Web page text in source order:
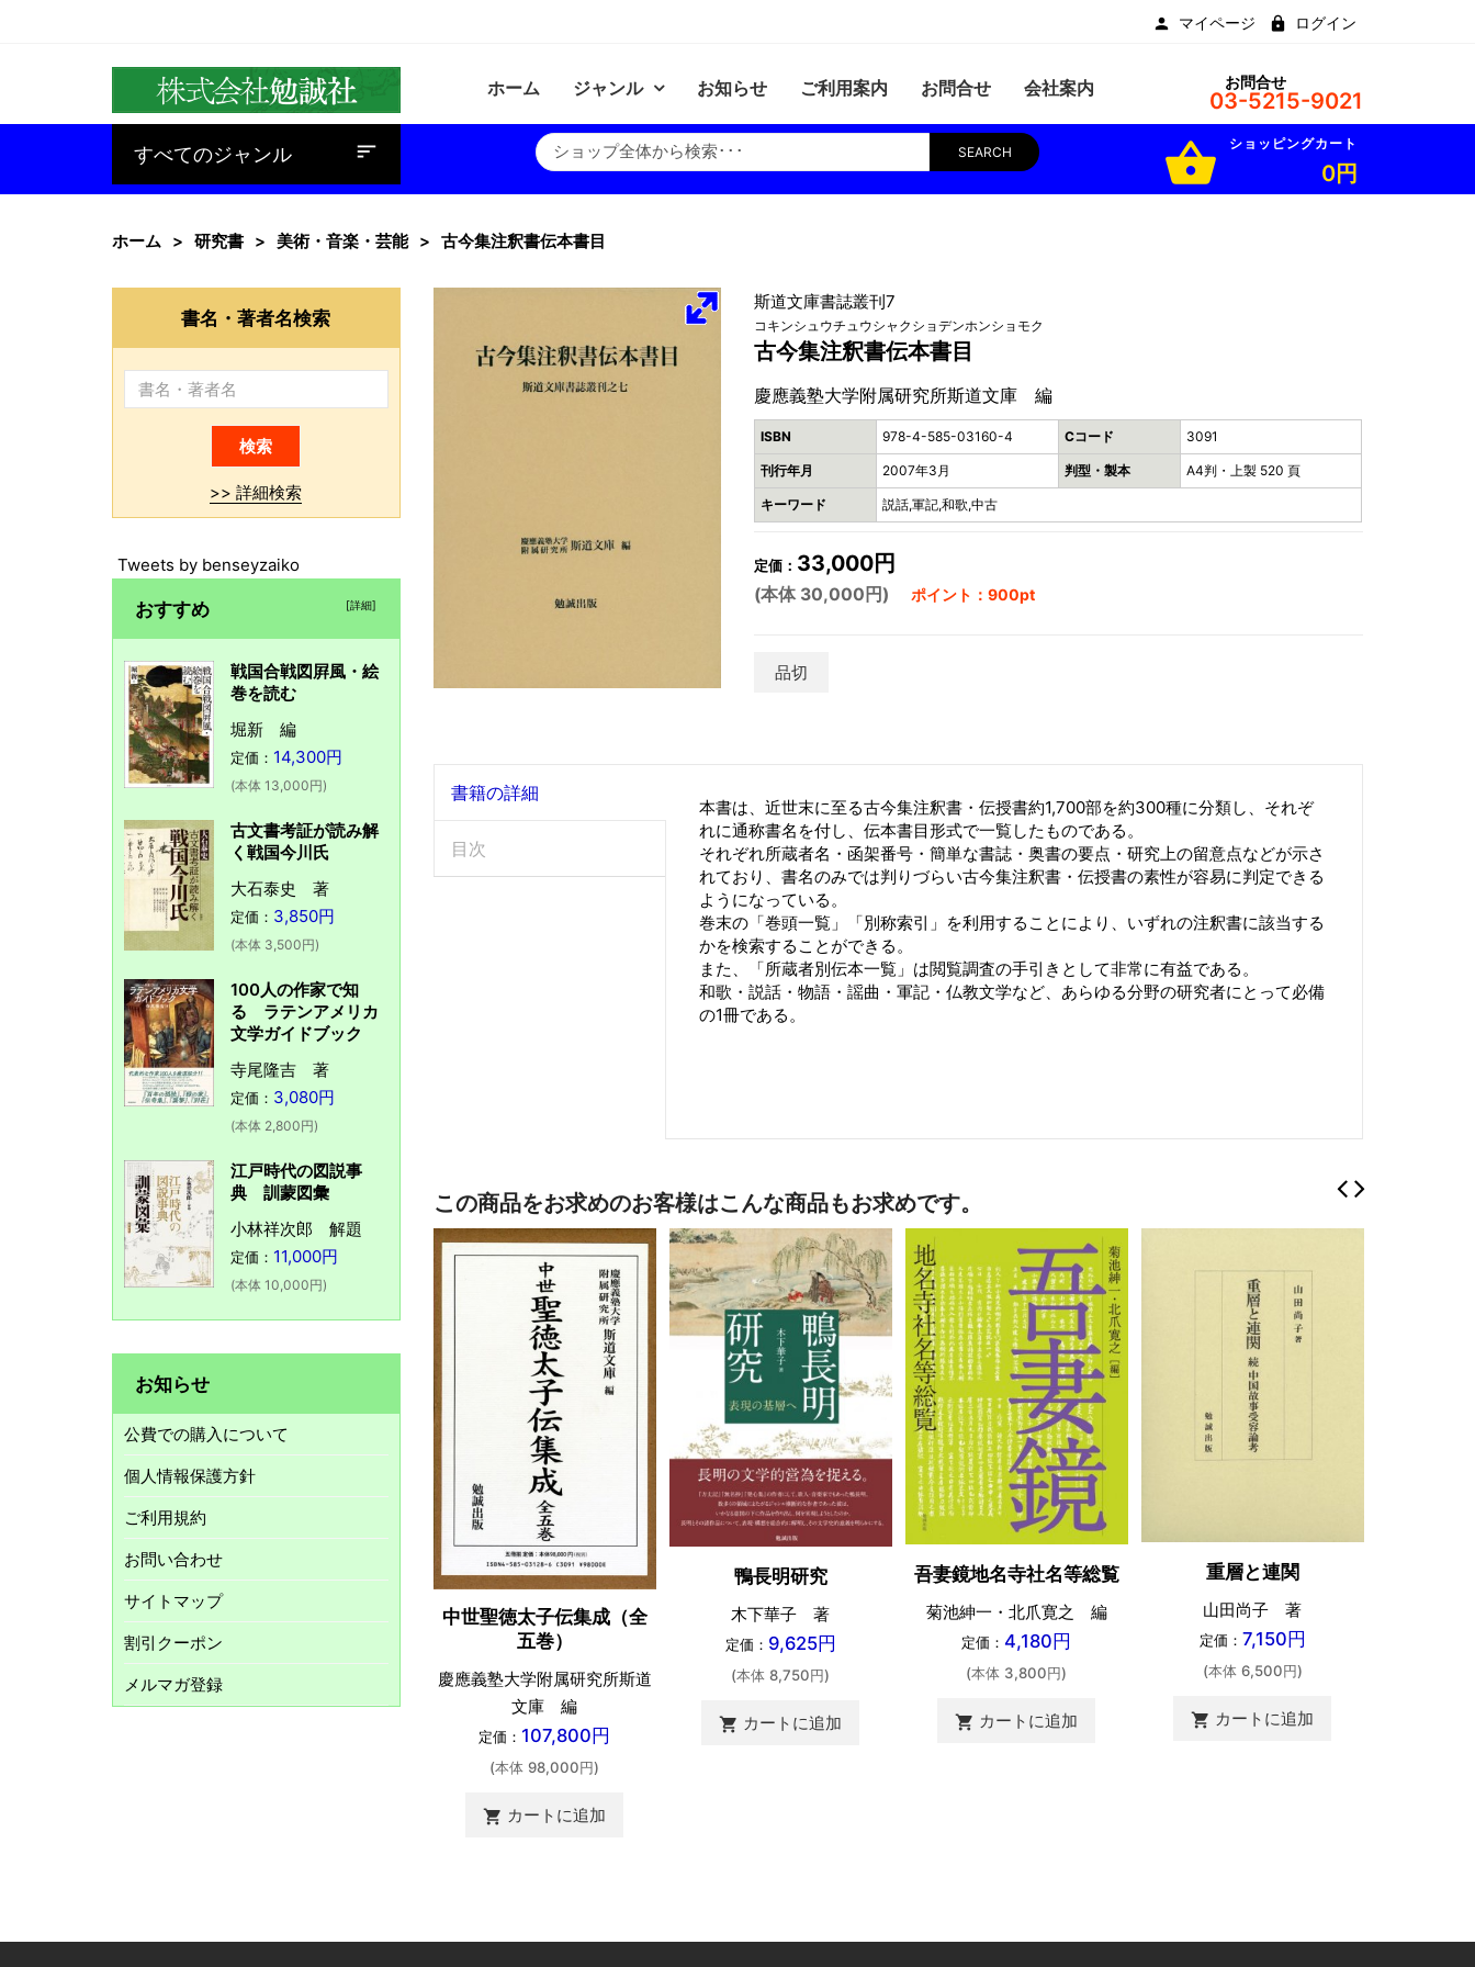
マイページ ログイン
ホーム ジャンル お知らせ ご利用案内 お問合せ 会社案内 お問合せ
03-5215-9021
すべてのジャンル
baseline_sort SEARCH shopping_basket ショッピングカート
0円
ホーム 研究書 美術・音楽・芸能 古今集注釈書伝本書目
斯道文庫書誌叢刊7
コキンシュウチュウシャクショデンホンショモク
古今集注釈書伝本書目
慶應義塾大学附属研究所斯道文庫 編
ISBN 978-4-585-03160-4 Cコード 3091
刊行年月 2007年3月 判型・製本 A4判・上製 520 頁
キーワード 説話,軍記,和歌,中古
定価： 33,000円
(本体 30,000円) ポイント：900pt
品切
書籍の詳細
目次
本書は、近世末に至る古今集注釈書・伝授書約1,700部を約300種に分類し、それぞ
れに通称書名を付し、伝本書目形式で一覧したものである。
それぞれ所蔵者名・函架番号・簡単な書誌・奥書の要点・研究上の留意点などが示さ
れており、書名のみでは判りづらい古今集注釈書・伝授書の素性が容易に判定できる
ようになっている。
巻末の「巻頭一覧」「別称索引」を利用することにより、いずれの注釈書に該当する
かを検索することができる。
また、「所蔵者別伝本一覧」は閲覧調査の手引きとして非常に有益である。
和歌・説話・物語・謡曲・軍記・仏教文学など、あらゆる分野の研究者にとって必備
の1冊である。
この商品をお求めのお客様はこんな商品もお求めです。
中世聖徳太子伝集成（全
五巻）
慶應義塾大学附属研究所斯道
文庫 編
定価： 107,800円
(本体 98,000円)
shopping_cart カートに追加
鴨長明研究
木下華子 著
定価： 9,625円
(本体 8,750円)
shopping_cart カートに追加
吾妻鏡地名寺社名等総覧
菊池紳一・北爪寛之 編
定価： 4,180円
(本体 3,800円)
shopping_cart カートに追加
重層と連関
山田尚子 著
定価： 7,150円
(本体 6,500円)
shopping_cart カートに追加
書名・著者名検索
>> 詳細検索
Tweets by benseyzaiko
おすすめ [詳細]
戦国合戦図屛風・絵
巻を読む
堀新 編
定価： 14,300円
(本体 13,000円)
古文書考証が読み解
く戦国今川氏
大石泰史 著
定価： 3,850円
(本体 3,500円)
100人の作家で知
る ラテンアメリカ
文学ガイドブック
寺尾隆吉 著
定価： 3,080円
(本体 2,800円)
江戸時代の図説事
典 訓蒙図彙
小林祥次郎 解題
定価： 11,000円
(本体 10,000円)
お知らせ
公費での購入について
個人情報保護方針
ご利用規約
お問い合わせ
サイトマップ
割引クーポン
メルマガ登録